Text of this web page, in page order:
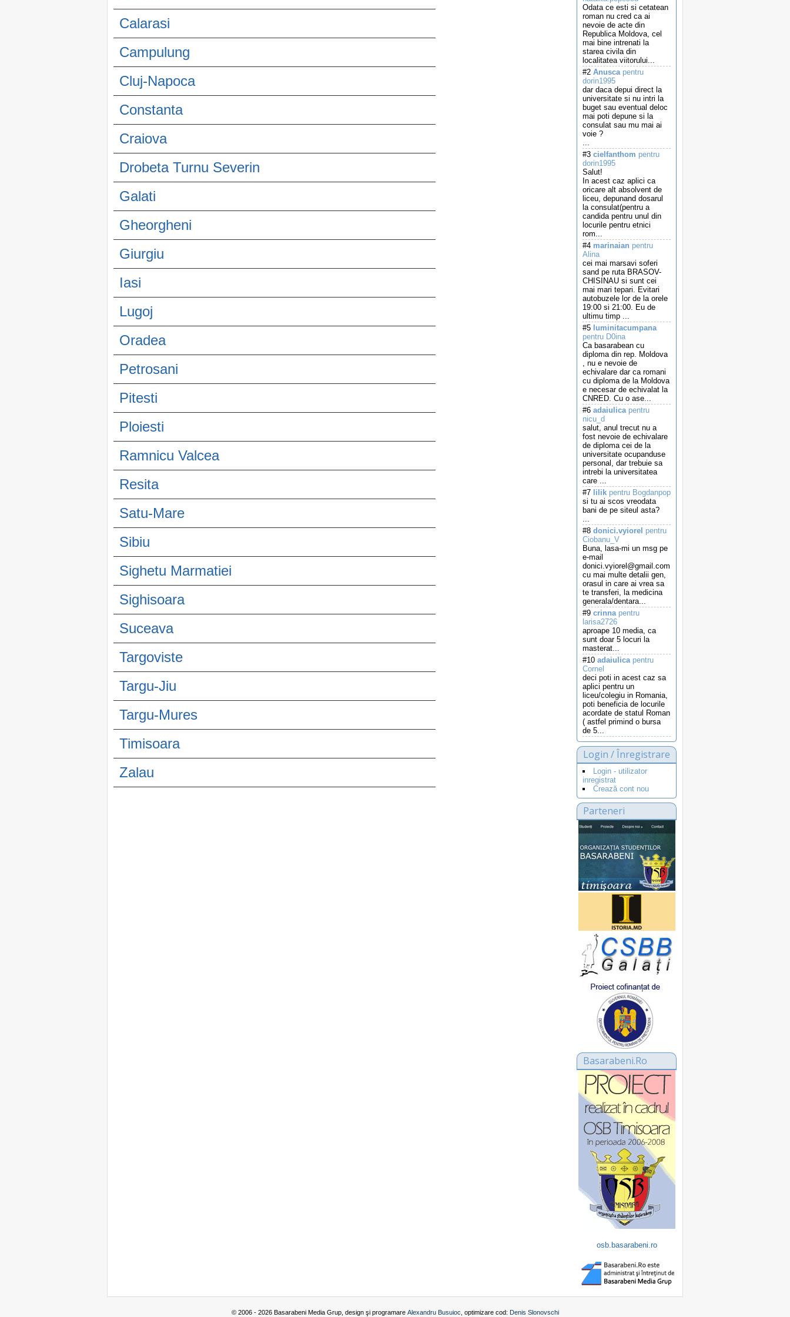
Calarasi
Campulung
Cluj-Napoca
Constanta
Craiova
Drobeta Turnu Severin
Galati
Gheorgheni
Giurgiu
Iasi
Lugoj
Oradea
Petrosani
Pitesti
Ploiesti
Ramnicu Valcea
Resita
Satu-Mare
Sibiu
Sighetu Marmatiei
Sighisoara
Suceava
Targoviste
Targu-Jiu
Targu-Mures
Timisoara
Zalau
Odata ce esti si cetatean
roman nu cred ca ai
nevoie de acte din
Republica Moldova, cel
mai bine intrenati la
starea civila din
localitatea viitorului...
#2 Anuscapentru
dorin1995
dar daca depui direct la
universitate si nu intri la
buget sau eventual deloc
mai poti depune si la
consulat sau mu mai ai
voie ?
...
#3 cielfanthom pentru
dorin1995
Salut!
In acest caz aplici ca
oricare alt absolvent de
liceu, depunand dosarul
la consulat(pentru a
candida pentru unul din
locurile pentru etnici
rom...
#4 marinaian pentru
Alina
cei mai marsavi soferi
sand pe ruta BRASOV-
CHISINAU si sunt cei
mai mari tepari. Evitari
autobuzele lor de la orele
19:00 si 21:00. Eu de
ultimu timp ...
#5 luminitacumpana
pentru D0ina
Ca basarabean cu
diploma din rep. Moldova
, nu e nevoie de
echivalare dar ca romani
cu diploma de la Moldova
e necesar de echivalat la
CNRED. Cu o ase...
#6 adaiulicapentru
nicu_d
salut, anul trecut nu a
fost nevoie de echivalare
de diploma cei de la
universitate ocupanduse
personal, dar trebuie sa
intrebi la universitatea
care ...
#7 lilik pentru Bogdanpop
si tu ai scos vreodata
bani de pe siteul asta?
...
#8 donici.vyiorel pentru
Ciobanu_V
Buna, lasa-mi un msg pe
e-mail
donici.vyiorel@gmail.com
cu mai multe detalii gen,
orasul in care ai vrea sa
te transferi, la medicina
generala/dentara...
#9 crinnapentru
larisa2726
aproape 10 media, ca
sunt doar 5 locuri la
masterat...
#10 adaiulicapentru
Cornel
deci poti in acest caz sa
aplici pentru un
liceu/colegiu in Romania,
poti beneficia de locurile
acordate de statul Roman
( astfel primind o bursa
de 5...
Login / Înregistrare
Login - utilizator
inregistrat
Crează cont nou
Parteneri
Basarabeni.Ro
osb.basarabeni.ro
© 2006 - 2026 Basarabeni Media Grup, design şi programare Alexandru Busuioc , optimizare cod: Denis Slonovschi